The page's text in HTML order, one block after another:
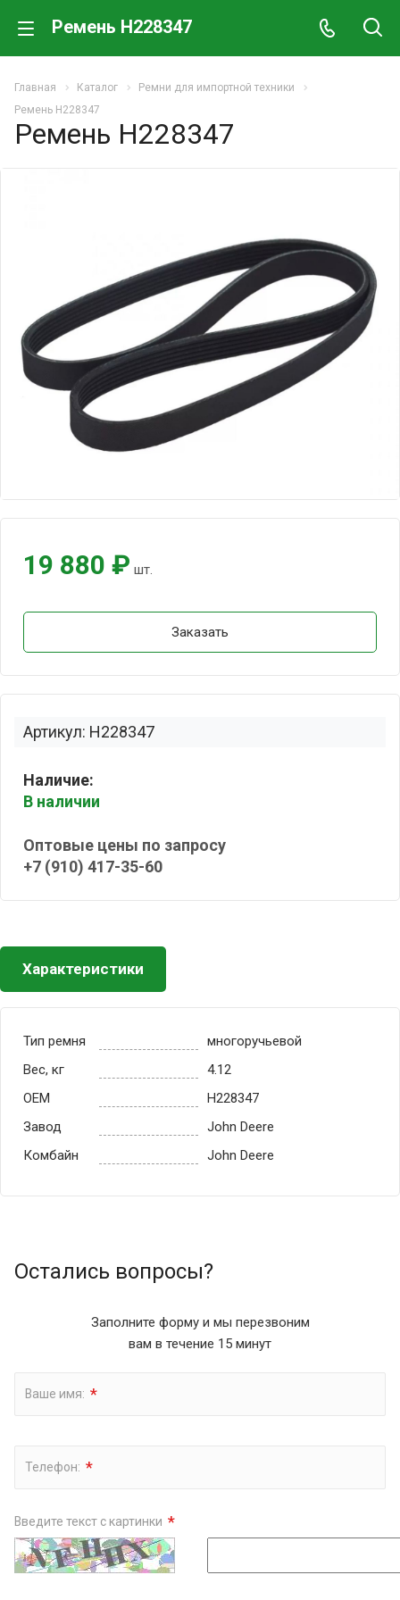
Ремень H228347
Главная Каталог
Ремни для импортной техники
Ремень H228347
Ремень H228347
Артикул: H228347
Наличие:
В наличии
Оптовые цены по запросу
+7 (910) 417-35-60
19 880 ₽ шт.
Заказать
Характеристики
Тип ремня
многоручьевой
Вес, кг
4.12
OEM
H228347
Завод
John Deere
Комбайн
John Deere
Остались вопросы?
Заполните форму и мы перезвоним
вам в течение 15 минут
Ваше имя: *
Телефон: *
Введите текст с картинки *